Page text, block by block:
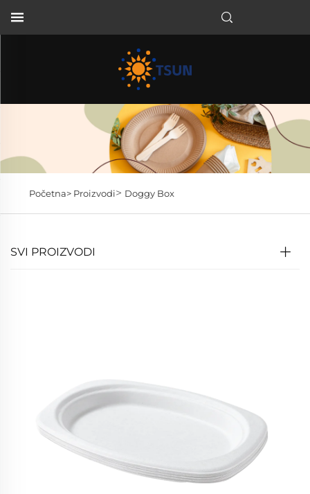
Početna> Proizvodi> Doggy Box
SVI PROIZVODI